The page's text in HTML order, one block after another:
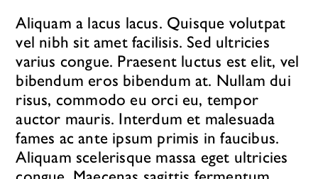
Aliquam a lacus lacus. Quisque volutpat
vel nibh sit amet facilisis. Sed ultricies
varius congue. Praesent luctus est elit, vel
bibendum eros bibendum at. Nullam dui
risus, commodo eu orci eu, tempor
auctor mauris. Interdum et malesuada
fames ac ante ipsum primis in faucibus.
Aliquam scelerisque massa eget ultricies